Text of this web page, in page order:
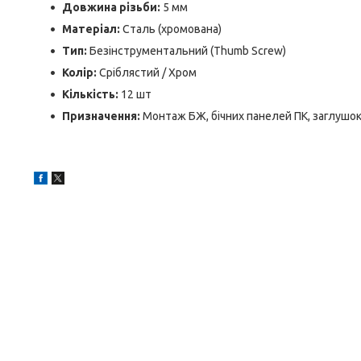
Довжина різьби: 5 мм
Матеріал: Сталь (хромована)
Тип: Безінструментальний (Thumb Screw)
Колір: Сріблястий / Хром
Кількість: 12 шт
Призначення: Монтаж БЖ, бічних панелей ПК, заглушок